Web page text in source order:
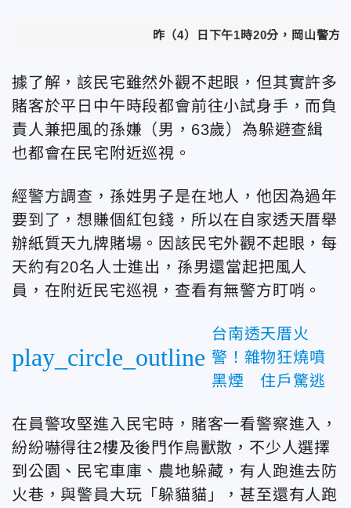
昨（4）日下午1時20分，岡山警方
據了解，該民宅雖然外觀不起眼，但其實許多
賭客於平日中午時段都會前往小試身手，而負
責人兼把風的孫嫌（男，63歲）為躲避查緝
也都會在民宅附近巡視。
經警方調查，孫姓男子是在地人，他因為過年
要到了，想賺個紅包錢，所以在自家透天厝舉
辦紙質天九牌賭場。因該民宅外觀不起眼，每
天約有20名人士進出，孫男還當起把風人
員，在附近民宅巡視，查看有無警方盯哨。
play_circle_outline
台南透天厝火
警！雜物狂燒噴
黑煙 住戶驚逃
在員警攻堅進入民宅時，賭客一看警察進入，
紛紛嚇得往2樓及後門作鳥獸散，不少人選擇
到公園、民宅車庫、農地躲藏，有人跑進去防
火巷，與警員大玩「躲貓貓」，甚至還有人跑